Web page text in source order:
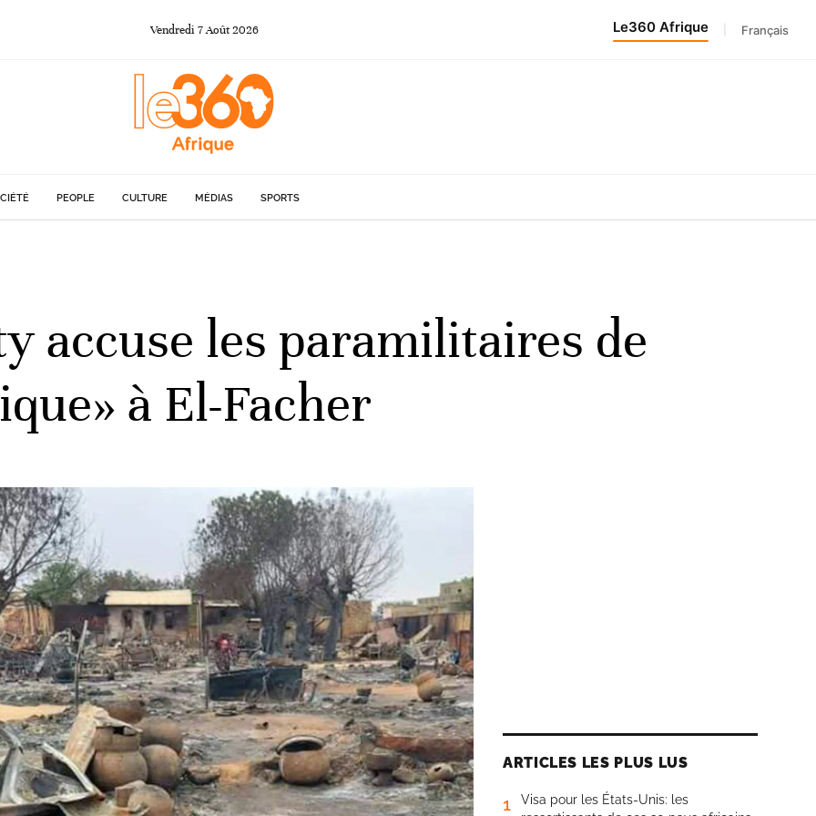
Vendredi 7Août 2026 Le360 Afrique Français
PEOPLE CULTURE MÉDIAS SPORTS
accuse les paramilitaires de
à El-Facher
ARTICLES LES PLUS LUS
1
Visa pour les États-Unis: les